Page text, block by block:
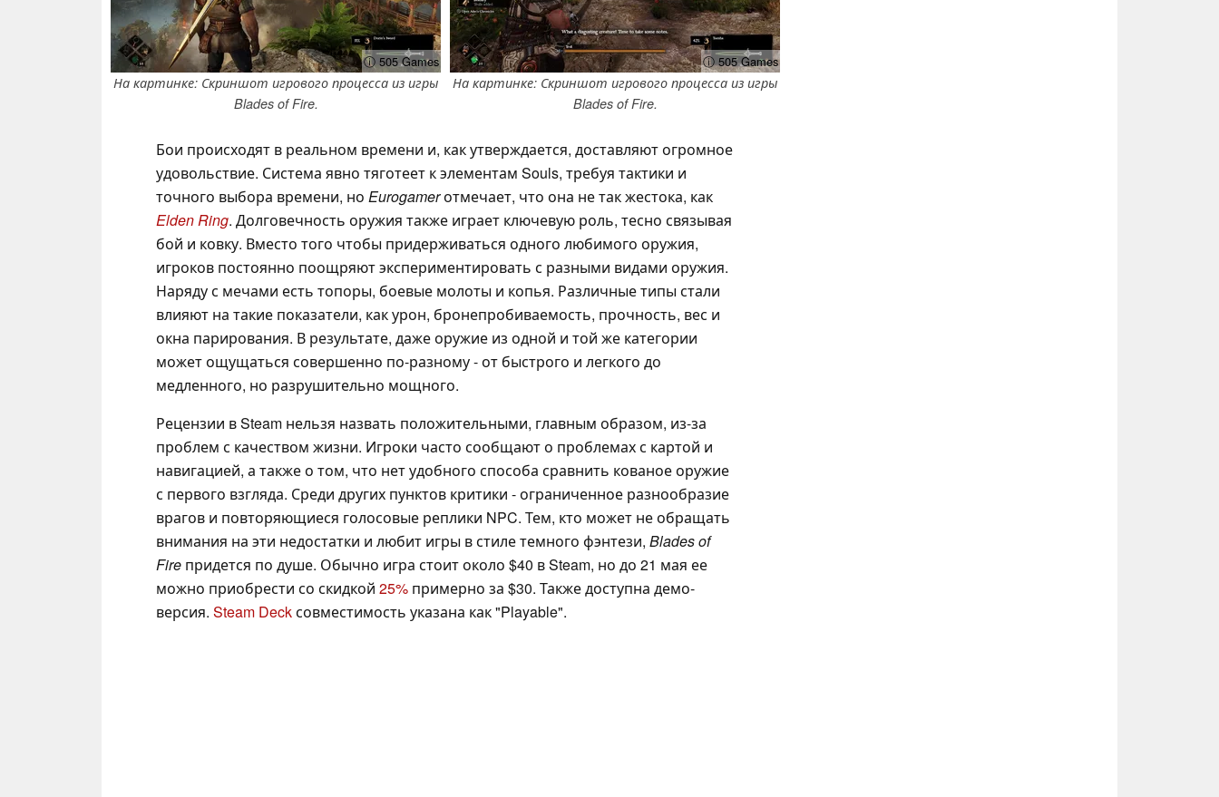
ⓘ 505 Games
На картинке: Скриншот игрового процесса из игры
Blades of Fire.
ⓘ 505 Games
На картинке: Скриншот игрового процесса из игры
Blades of Fire.
Бои происходят в реальном времени и, как утверждается, доставляют огромное
удовольствие. Система явно тяготеет к элементам Souls, требуя тактики и
точного выбора времени, но Eurogamerотмечает, что она не так жестока, как
Elden Ring. Долговечность оружия также играет ключевую роль, тесно связывая
бой и ковку. Вместо того чтобы придерживаться одного любимого оружия,
игроков постоянно поощряют экспериментировать с разными видами оружия.
Наряду с мечами есть топоры, боевые молоты и копья. Различные типы стали
влияют на такие показатели, как урон, бронепробиваемость, прочность, вес и
окна парирования. В результате, даже оружие из одной и той же категории
может ощущаться совершенно по-разному - от быстрого и легкого до
медленного, но разрушительно мощного.
Рецензии в Steam нельзя назвать положительными, главным образом, из-за
проблем с качеством жизни. Игроки часто сообщают о проблемах с картой и
навигацией, а также о том, что нет удобного способа сравнить кованое оружие
с первого взгляда. Среди других пунктов критики - ограниченное разнообразие
врагов и повторяющиеся голосовые реплики NPC. Тем, кто может не обращать
внимания на эти недостатки и любит игры в стиле темного фэнтези, Blades of
Fire придется по душе. Обычно игра стоит около $40 в Steam, но до 21 мая ее
можно приобрести со скидкой 25% примерно за $30. Также доступна демо-
версия. Steam Deckсовместимость указана как "Playable".